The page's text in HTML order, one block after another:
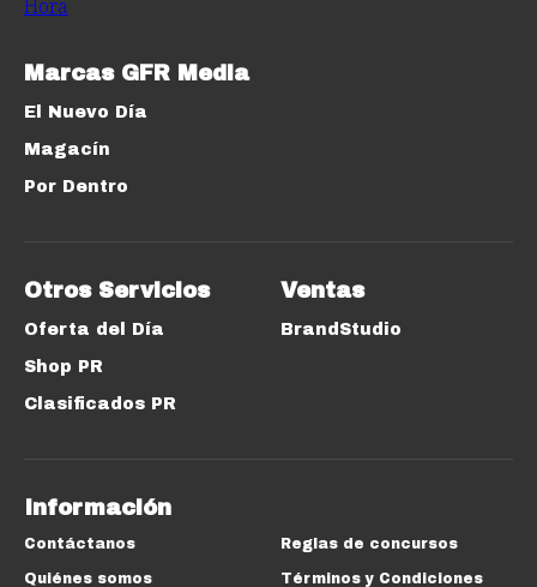
Marcas GFR Media
El Nuevo Día
Magacín
Por Dentro
Otros Servicios
Oferta del Día
Shop PR
Clasificados PR
Ventas
BrandStudio
Información
Contáctanos
Quiénes somos
Reglas de concursos
Términos y Condiciones